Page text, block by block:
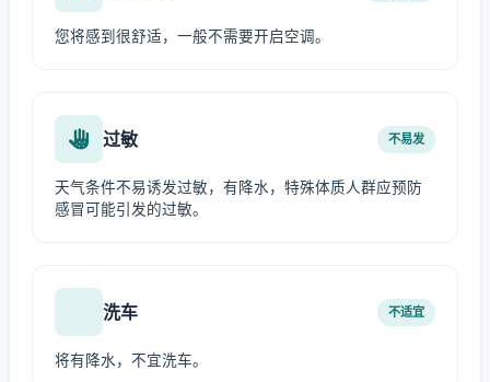
您将感到很舒适，一般不需要开启空调。
过敏 不易发
天气条件不易诱发过敏，有降水，特殊体质人群应预防
感冒可能引发的过敏。
洗车 不适宜
将有降水，不宜洗车。